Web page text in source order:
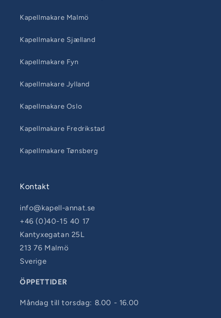
Kapellmakare Malmö
Kapellmakare Sjælland
Kapellmakare Fyn
Kapellmakare Jylland
Kapellmakare Oslo
Kapellmakare Fredrikstad
Kapellmakare Tønsberg
Kontakt
info@kapell-annat.se
+46 (0)40-15 40 17
Kantyxegatan 25L
213 76 Malmö
Sverige
ÖPPETTIDER
Måndag till torsdag: 8.00 - 16.00